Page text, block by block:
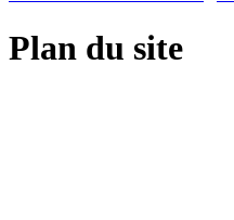
Plan du site